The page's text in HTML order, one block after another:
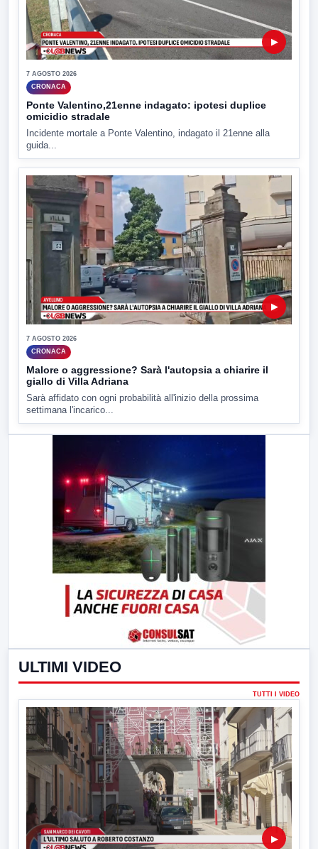
▶
7 AGOSTO 2026
CRONACA
Ponte Valentino,21enne indagato: ipotesi duplice
omicidio stradale
Incidente mortale a Ponte Valentino, indagato il 21enne alla
guida...
▶
7 AGOSTO 2026
CRONACA
Malore o aggressione? Sarà l'autopsia a chiarire il
giallo di Villa Adriana
Sarà affidato con ogni probabilità all'inizio della prossima
settimana l'incarico...
ULTIMI VIDEO
TUTTI I VIDEO
▶